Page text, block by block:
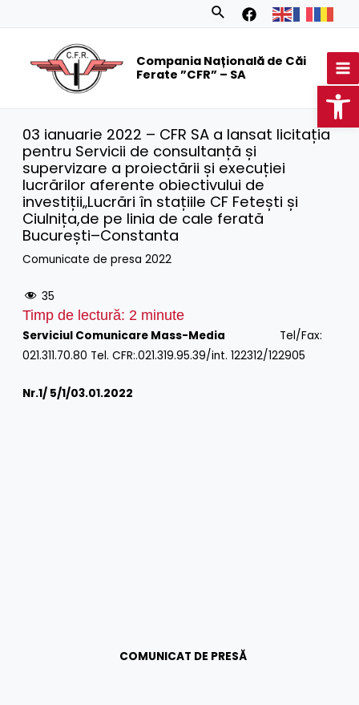
Search
Compania Națională de Căi
Ferate ”CFR” – SA
03 ianuarie 2022 – CFR SA a lansat licitația
pentru Servicii de consultanță și
supervizare a proiectării și execuției
lucrărilor aferente obiectivului de
investiții„Lucrări în stațiile CF Fetești și
Ciulnița,de pe linia de cale ferată
București–Constanta
Comunicate de presa 2022
35
Timp de lectură: 2 minute
Serviciul Comunicare Mass-Media Tel/Fax:
021.311.70.80 Tel.CFR:.021.319.95.39/int.122312/122905
Nr.1/ 5/1/03.01.2022
COMUNICAT DE PRESĂ